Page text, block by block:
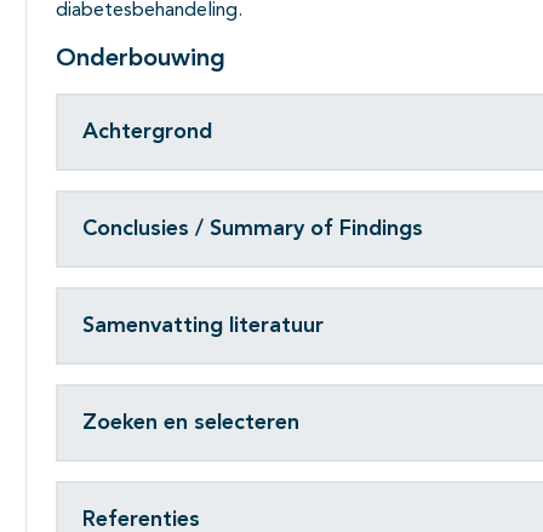
diabetesbehandeling.
Onderbouwing
Achtergrond
Conclusies / Summary of Findings
Samenvatting literatuur
Zoeken en selecteren
Referenties